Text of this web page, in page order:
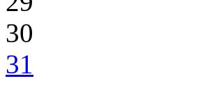
30
31